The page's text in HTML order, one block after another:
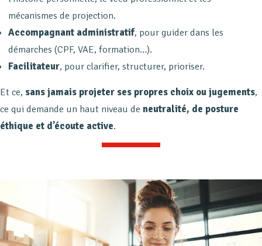
mécanismes de projection.
Accompagnant administratif, pour guider dans les
démarches (CPF, VAE, formation…).
Facilitateur, pour clarifier, structurer, prioriser.
Et ce, sans jamais projeter ses propres choix ou jugements,
ce qui demande un haut niveau de neutralité, de posture
éthique et d’écoute active.